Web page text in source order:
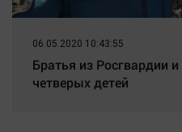
06.05.2020 10:43:55
Братья из Росгвардии
четверых детей